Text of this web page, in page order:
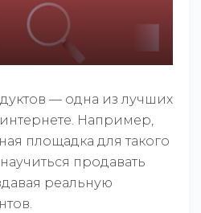
— одна из лучших
Например,
площадка для такого
продавать
реальную